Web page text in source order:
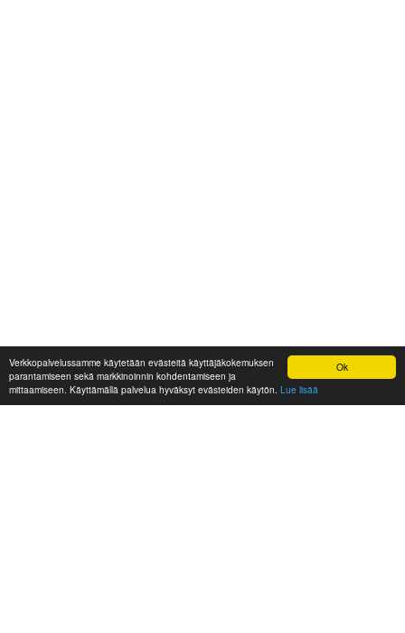
Ok
Verkkopalvelussamme käytetään evästeitä käyttäjäkokemuksen
parantamiseen sekä markkinoinnin kohdentamiseen ja
mittaamiseen. Käyttämällä palvelua hyväksyt evästeiden käytön. Lue lisää